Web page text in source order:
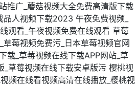
推广_蘑菇视频大全免费高清版下载
品人视频下载2023 午夜免费视频_
观看_午夜视频免费在线观看 草莓
草莓视频免费污_日本草莓视频官网
载_草莓视频在线下载APP网站_草
_草莓视频在线下载安卓版污 樱桃视
频在线看视频高清在线播放_樱桃视